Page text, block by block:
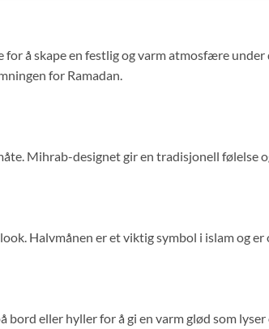
for å skape en festlig og varm atmosfære under
for Ramadan.
Mihrab-designet gir en tradisjonell følelse
Halvmånen er et viktig symbol i islam og
bord eller hyller for å gi en varm glød som lyser